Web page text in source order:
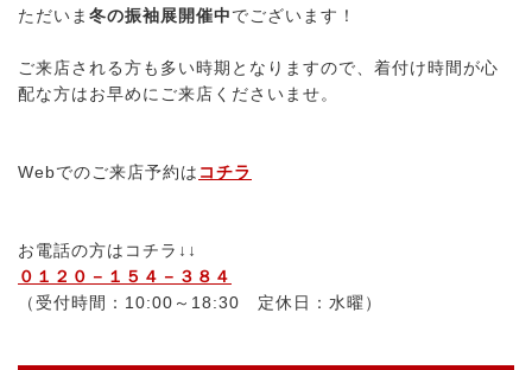
ただいま 冬の振袖展開催中でございます！
ご来店される方も多い時期となりますので、着付け時間が心
配な方はお早めにご来店くださいませ。
Webでのご来店予約は コチラ
お電話の方はコチラ↓↓
０１２０－１５４－３８４
（受付時間：10:00～18:30 定休日：水曜）